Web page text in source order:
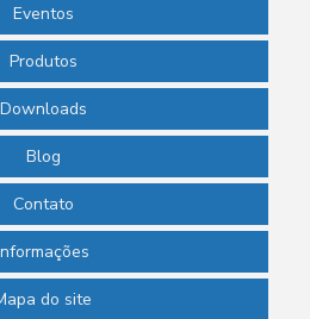
Eventos
Produtos
Downloads
Blog
Contato
do site